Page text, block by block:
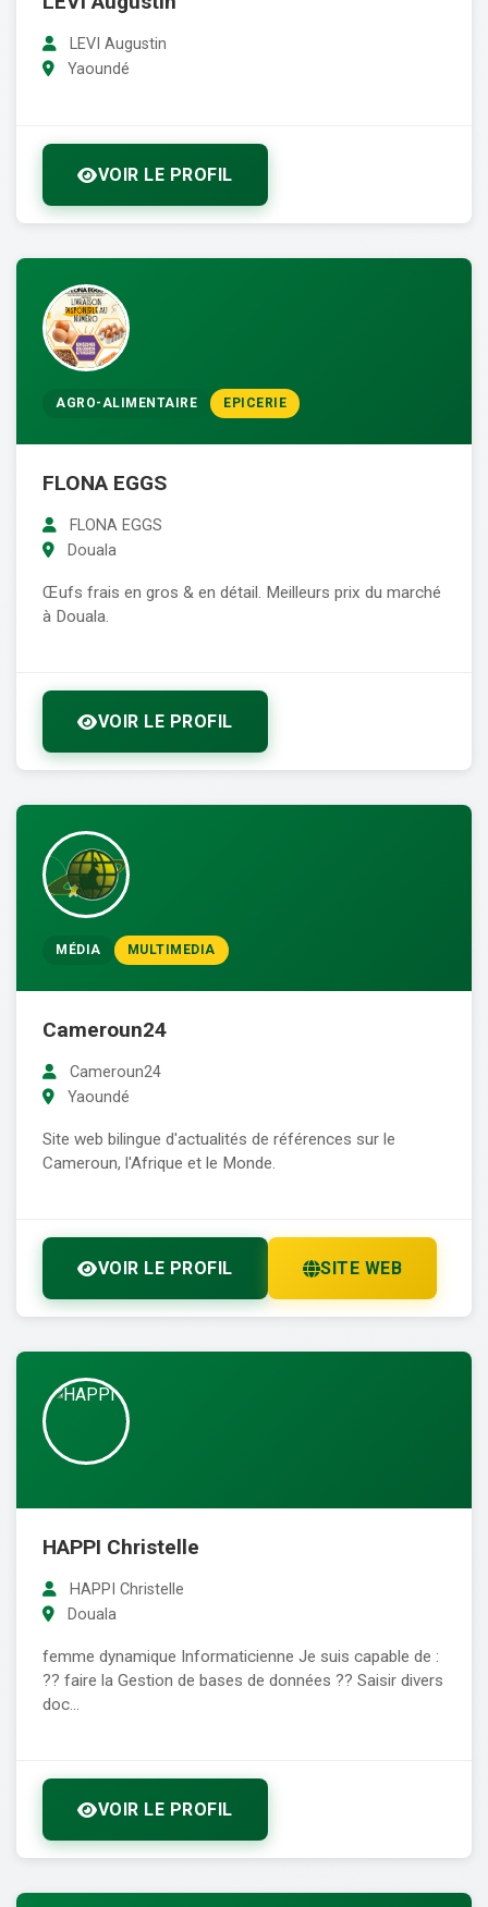
LEVI Augustin
Yaoundé
VOIR LE PROFIL
AGRO-ALIMENTAIRE EPICERIE
FLONA EGGS
FLONA EGGS
Douala
Œufs frais en gros & en détail. Meilleurs prix du marché
à Douala.
VOIR LE PROFIL
MÉDIA MULTIMEDIA
Cameroun24
Cameroun24
Yaoundé
Site web bilingue d'actualités de références sur le
Cameroun, l'Afrique et le Monde.
VOIR LE PROFIL SITE WEB
HAPPI Christelle
HAPPI Christelle
Douala
femme dynamique Informaticienne Je suis capable de :
?? faire la Gestion de bases de données ?? Saisir divers
doc...
VOIR LE PROFIL